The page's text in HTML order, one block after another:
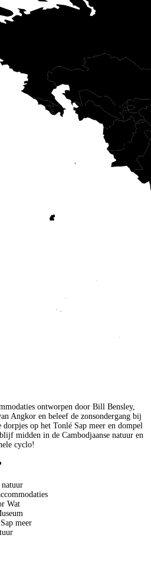
ontworpen door Bill Bensley,
Angkor en beleef de zonsondergang bij
op het Tonlé Sap meer en dompel
midden in de Cambodjaanse natuur en
cyclo!
natuur
Wat
meer